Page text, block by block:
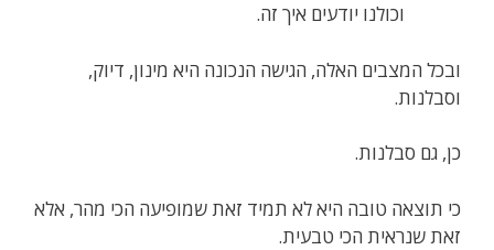
וכולנו יודעים איך זה.
ובכל המצבים האלה, הגישה הנכונה היא מינון, דיוק,
וסבלנות.
כן, גם סבלנות.
כי תוצאה טובה היא לא תמיד זאת שמופיעה הכי מהר, אלא
זאת שנראית הכי טבעית.